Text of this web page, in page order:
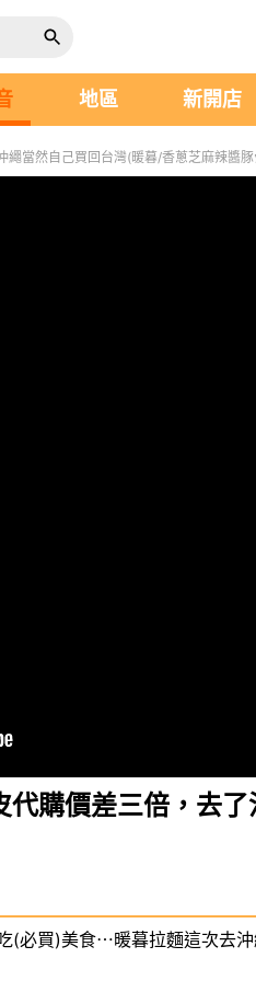
地區 新開店
當然自己買回台灣(暖暮/香蔥芝麻辣醬
購價差三倍，去
(必買)美食⋯暖暮拉麵這次去